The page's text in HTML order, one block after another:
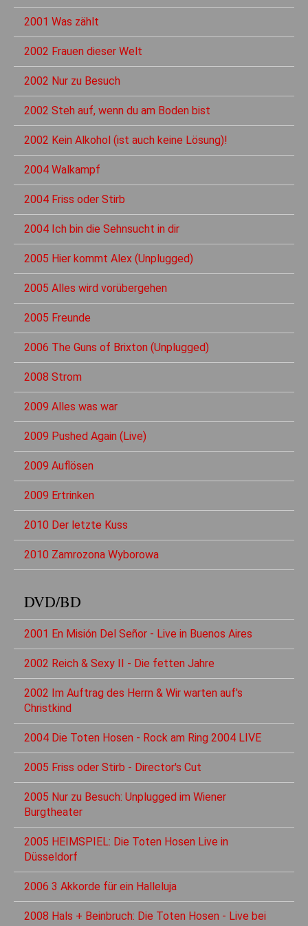
2001 Was zählt
2002 Frauen dieser Welt
2002 Nur zu Besuch
2002 Steh auf, wenn du am Boden bist
2002 Kein Alkohol (ist auch keine Lösung)!
2004 Walkampf
2004 Friss oder Stirb
2004 Ich bin die Sehnsucht in dir
2005 Hier kommt Alex (Unplugged)
2005 Alles wird vorübergehen
2005 Freunde
2006 The Guns of Brixton (Unplugged)
2008 Strom
2009 Alles was war
2009 Pushed Again (Live)
2009 Auflösen
2009 Ertrinken
2010 Der letzte Kuss
2010 Zamrozona Wyborowa
DVD/BD
2001 En Misión Del Señor - Live in Buenos Aires
2002 Reich & Sexy II - Die fetten Jahre
2002 Im Auftrag des Herrn & Wir warten auf's
Christkind
2004 Die Toten Hosen - Rock am Ring 2004 LIVE
2005 Friss oder Stirb - Director's Cut
2005 Nur zu Besuch: Unplugged im Wiener
Burgtheater
2005 HEIMSPIEL: Die Toten Hosen Live in
Düsseldorf
2006 3 Akkorde für ein Halleluja
2008 Hals + Beinbruch: Die Toten Hosen - Live bei